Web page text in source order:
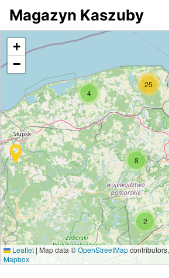
Przejdź do serwisu magazynkaszuby.pl
Magazyn Kaszuby
2
8
25
4
+
−
Leaflet | Map data ©OpenStreetMapcontributors,
Mapbox